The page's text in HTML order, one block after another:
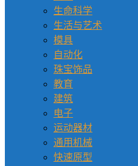
生命科学
生活与艺术
模具
自动化
珠宝饰品
教育
建筑
电子
运动器材
通用机械
快速原型